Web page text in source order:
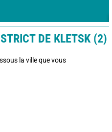
DE KLETSK (2)
la ville que vous